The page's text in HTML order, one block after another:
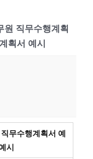
원 직무수행계획
획서 예시
무수행계획서 예
시